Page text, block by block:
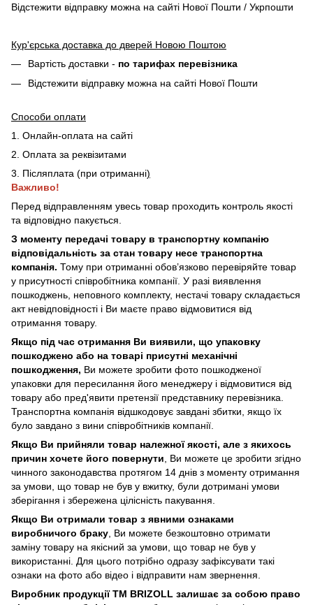
Відстежити відправку можна на сайті Нової Пошти / Укрпошти
Кур'єрська доставка до дверей Новою Поштою
Вартість доставки - по тарифах перевізника
Відстежити відправку можна на сайті Нової Пошти
Способи оплати
1. Онлайн-оплата на сайті
2. Оплата за реквізитами
3. Післяплата (при отриманні)
Важливо!
Перед відправленням увесь товар проходить контроль якості
та відповідно пакується.
З моменту передачі товару в транспортну компанію
відповідальність за стан товару несе транспортна
компанія. Тому при отриманні обов’язково перевіряйте товар
у присутності співробітника компанії. У разі виявлення
пошкоджень, неповного комплекту, нестачі товару складається
акт невідповідності і Ви маєте право відмовитися від
отримання товару.
Якщо під час отримання Ви виявили, що упаковку
пошкоджено або на товарі присутні механічні
пошкодження, Ви можете зробити фото пошкодженої
упаковки для пересилання його менеджеру і відмовитися від
товару або пред'явити претензії представнику перевізника.
Транспортна компанія відшкодовує завдані збитки, якщо їх
було завдано з вини співробітників компанії.
Якщо Ви прийняли товар належної якості, але з якихось
причин хочете його повернути, Ви можете це зробити згідно
чинного законодавства протягом 14 днів з моменту отримання
за умови, що товар не був у вжитку, були дотримані умови
зберігання і збережена цілісність пакування.
Якщо Ви отримали товар з явними ознаками
виробничого браку, Ви можете безкоштовно отримати
заміну товару на якісний за умови, що товар не був у
використанні. Для цього потрібно одразу зафіксувати такі
ознаки на фото або відео і відправити нам звернення.
Виробник продукції ТМ BRIZOLL залишає за собою право